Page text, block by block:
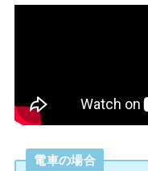
電車の場合